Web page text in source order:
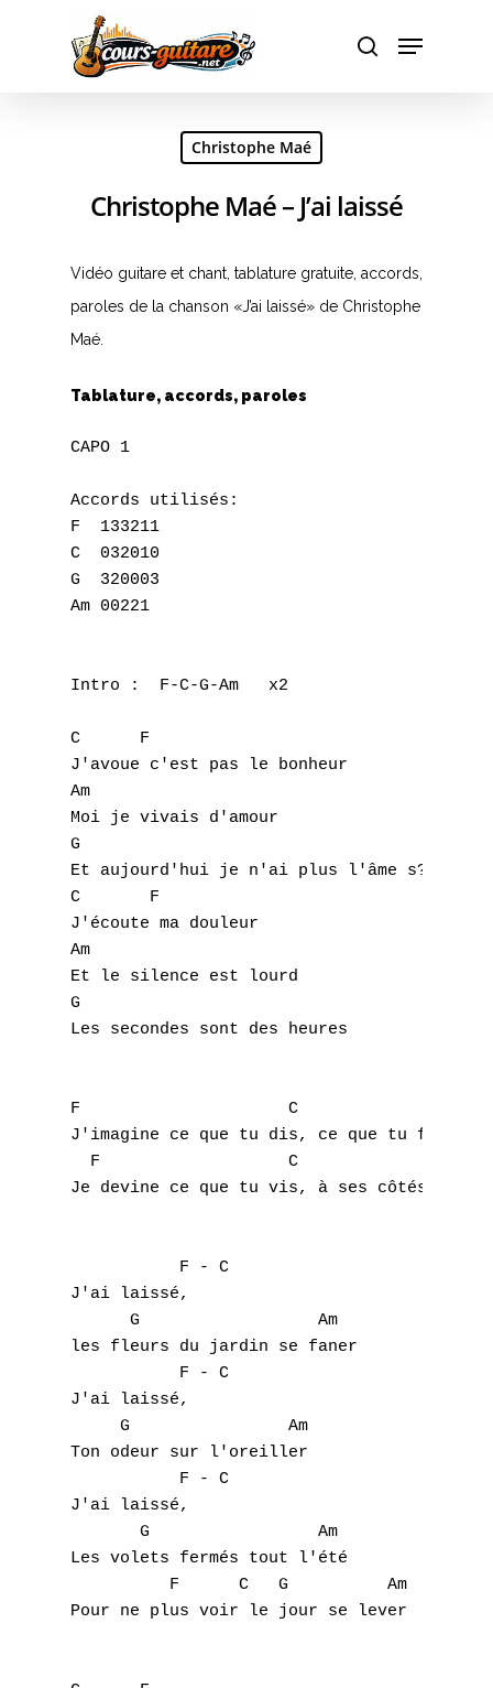
Hit enter to search or ESC to close
Christophe Maé
Christophe Maé – J’ai laissé
Vidéo guitare et chant, tablature gratuite, accords,
paroles de la chanson «J’ai laissé» de Christophe
Maé.
Tablature, accords, paroles
CAPO 1
Accords utilisés:
F  133211
C  032010
G  320003
Am 00221
Intro :  F-C-G-Am   x2
C      F
J'avoue c'est pas le bonheur
Am
Moi je vivais d'amour
G
Et aujourd'hui je n'ai plus l'âme s?ur
C       F
J'écoute ma douleur
Am
Et le silence est lourd
G
Les secondes sont des heures
F                     C               G
J'imagine ce que tu dis, ce que tu fais, ce
F                   C             G
Je devine ce que tu vis, à ses côtés, en
           F - C
J'ai laissé,
      G                  Am
les fleurs du jardin se faner
           F - C
J'ai laissé,
     G                Am
Ton odeur sur l'oreiller
           F - C
J'ai laissé,
       G                 Am
Les volets fermés tout l'été
          F      C   G          Am
Pour ne plus voir le jour se lever